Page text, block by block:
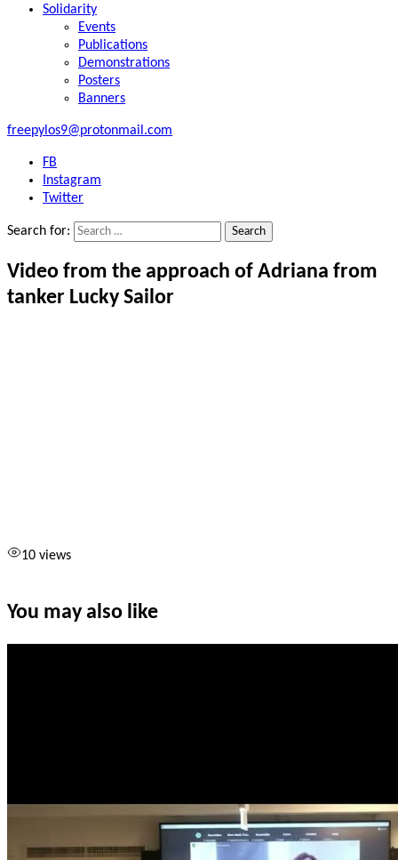
Solidarity
Events
Publications
Demonstrations
Posters
Banners
freepylos9@protonmail.com
FB
Instagram
Twitter
Search for:
Video from the approach of Adriana from
tanker Lucky Sailor
10 views
You may also like